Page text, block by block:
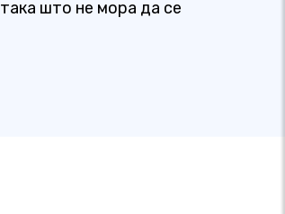
што не мора да се